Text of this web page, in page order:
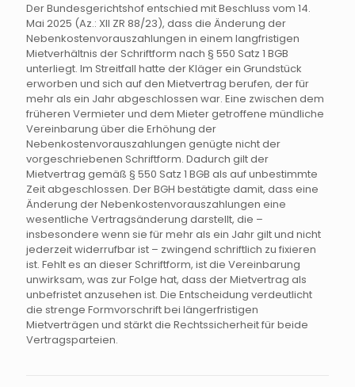
Der Bundesgerichtshof entschied mit Beschluss vom 14.
Mai 2025 (Az.: XII ZR 88/23), dass die Änderung der
Nebenkostenvorauszahlungen in einem langfristigen
Mietverhältnis der Schriftform nach § 550 Satz 1 BGB
unterliegt. Im Streitfall hatte der Kläger ein Grundstück
erworben und sich auf den Mietvertrag berufen, der für
mehr als ein Jahr abgeschlossen war. Eine zwischen dem
früheren Vermieter und dem Mieter getroffene mündliche
Vereinbarung über die Erhöhung der
Nebenkostenvorauszahlungen genügte nicht der
vorgeschriebenen Schriftform. Dadurch gilt der
Mietvertrag gemäß § 550 Satz 1 BGB als auf unbestimmte
Zeit abgeschlossen. Der BGH bestätigte damit, dass eine
Änderung der Nebenkostenvorauszahlungen eine
wesentliche Vertragsänderung darstellt, die –
insbesondere wenn sie für mehr als ein Jahr gilt und nicht
jederzeit widerrufbar ist – zwingend schriftlich zu fixieren
ist. Fehlt es an dieser Schriftform, ist die Vereinbarung
unwirksam, was zur Folge hat, dass der Mietvertrag als
unbefristet anzusehen ist. Die Entscheidung verdeutlicht
die strenge Formvorschrift bei längerfristigen
Mietverträgen und stärkt die Rechtssicherheit für beide
Vertragsparteien.